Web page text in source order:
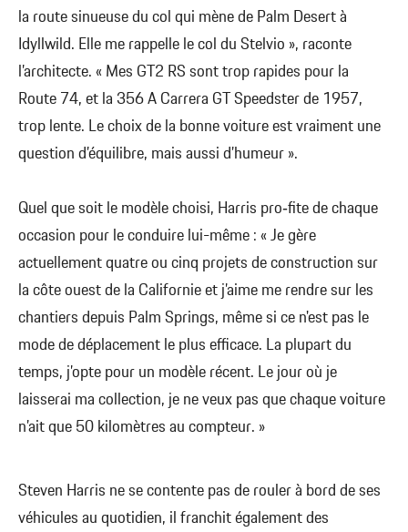
la route sinueuse du col qui mène de Palm Desert à
Idyllwild. Elle me rappelle le col du Stelvio », raconte
l’architecte. « Mes GT2 RS sont trop rapides pour la
Route 74, et la 356 A Carrera GT Speedster de 1957,
trop lente. Le choix de la bonne voiture est vraiment une
question d’équilibre, mais aussi d’humeur ».
Quel que soit le modèle choisi, Harris pro‑fite de chaque
occasion pour le conduire lui-même : « Je gère
actuellement quatre ou cinq projets de construction sur
la côte ouest de la Californie et j’aime me rendre sur les
chantiers depuis Palm Springs, même si ce n'est pas le
mode de déplacement le plus efficace. La plupart du
temps, j’opte pour un modèle récent. Le jour où je
laisserai ma collection, je ne veux pas que chaque voiture
n’ait que 50 kilomètres au compteur. »
Steven Harris ne se contente pas de rouler à bord de ses
véhicules au quotidien, il franchit également des